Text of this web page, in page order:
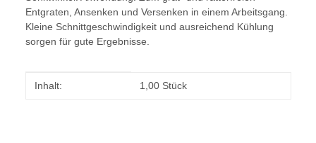
Entgraten, Ansenken und Versenken in einem Arbeitsgang.
Kleine Schnittgeschwindigkeit und ausreichend Kühlung
sorgen für gute Ergebnisse.
Produkteigenschaft
Wert
Inhalt: 1,00 Stück